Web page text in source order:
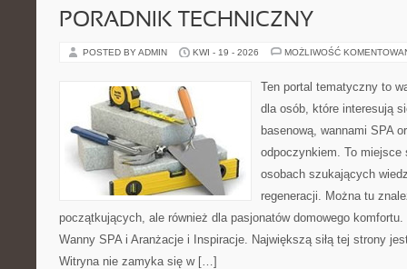
PORADNIK TECHNICZNY
POSTED BY ADMIN KWI - 19 - 2026 MOŻLIWOŚĆ
Ten portal tematyczny to
dla osób, które interesują
basenową, wannami SPA
odpoczynkiem. To miejsce
osobach szukających
regeneracji. Można tu
początkujących, ale również dla pasjonatów domowego
Wanny SPA i Aranżacje i Inspiracje. Największą siłą tej strony
Witryna nie zamyka się w […]